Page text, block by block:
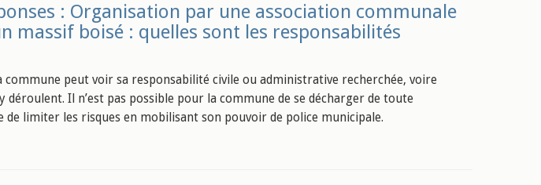
: Organisation par une association communale
massif boisé : quelles sont les responsabilités
peut voir sa responsabilité civile ou administrative recherchée, voire
déroulent. Il n’est pas possible pour la commune de se décharger de toute
limiter les risques en mobilisant son pouvoir de police municipale.